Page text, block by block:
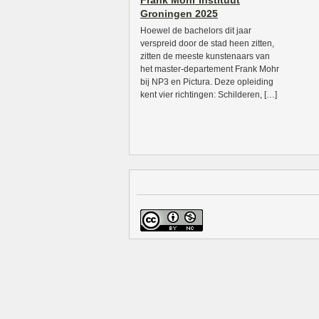
Groningen 2025
Hoewel de bachelors dit jaar
verspreid door de stad heen zitten,
zitten de meeste kunstenaars van
het master-departement Frank Mohr
bij NP3 en Pictura. Deze opleiding
kent vier richtingen: Schilderen, […]